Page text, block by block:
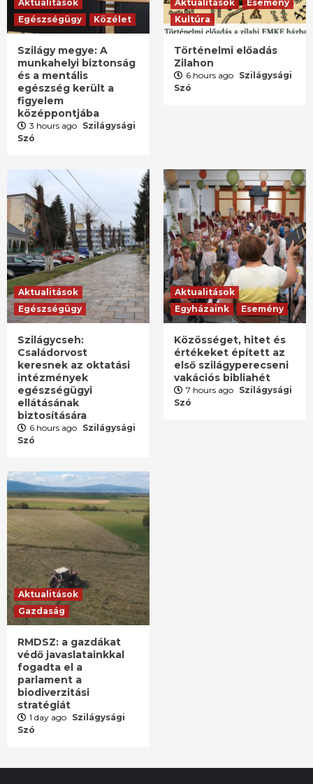
Aktualitások
Egészségügy
Közélet
Szilágy megye: A
munkahelyi biztonság
és a mentális
egészség került a
figyelem
középpontjába
3 hours ago Szilágysági
Szó
Aktualitások
Esemény
Kultúra
Történelmi előadás
Zilahon
6 hours ago Szilágysági
Szó
Aktualitások
Egészségügy
Szilágycseh:
Családorvost
keresnek az oktatási
intézmények
egészségügyi
ellátásának
biztosítására
6 hours ago Szilágysági
Szó
Aktualitások
Egyházaink
Esemény
Közösséget, hitet és
értékeket épített az
első szilágyperecseni
vakációs bibliahét
7 hours ago Szilágysági
Szó
Aktualitások
Gazdaság
RMDSZ: a gazdákat
védő javaslatainkkal
fogadta el a
parlament a
biodiverzitási
stratégiát
1 day ago Szilágysági
Szó